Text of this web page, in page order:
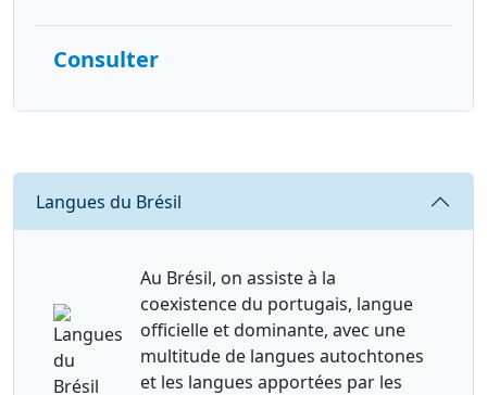
Consulter
Requête
Langues du Brésil
Au Brésil, on assiste à la
coexistence du portugais, langue
officielle et dominante, avec une
multitude de langues autochtones
et les langues apportées par les